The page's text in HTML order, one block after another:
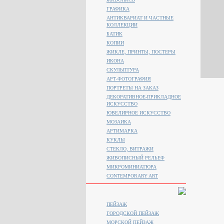
ГРАФИКА
АНТИКВАРИАТ И ЧАСТНЫЕ
КОЛЛЕКЦИИ
БАТИК
КОПИИ
ЖИКЛЕ, ПРИНТЫ, ПОСТЕРЫ
ИКОНА
СКУЛЬПТУРА
АРТ-ФОТОГРАФИЯ
ПОРТРЕТЫ НА ЗАКАЗ
ДЕКОРАТИВНОЕ-ПРИКЛАДНОЕ
ИСКУССТВО
ЮВЕЛИРНОЕ ИСКУССТВО
МОЗАИКА
АРТИМАРКА
КУКЛЫ
СТЕКЛО, ВИТРАЖИ
ЖИВОПИСНЫЙ РЕЛЬЕФ
МИКРОМИНИАТЮРА
CONTEMPORARY ART
ПЕЙЗАЖ
ГОРОДСКОЙ ПЕЙЗАЖ
МОРСКОЙ ПЕЙЗАЖ